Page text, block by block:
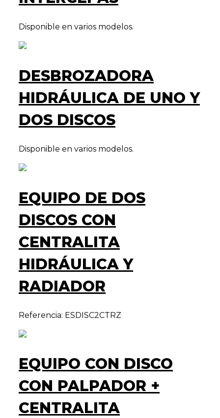
Disponible en varios modelos.
DESBROZADORA
HIDRÁULICA DE UNO Y
DOS DISCOS
Disponible en varios modelos.
EQUIPO DE DOS
DISCOS CON
CENTRALITA
HIDRÁULICA Y
RADIADOR
Referencia: ESDISC2CTRZ
EQUIPO CON DISCO
CON PALPADOR +
CENTRALITA